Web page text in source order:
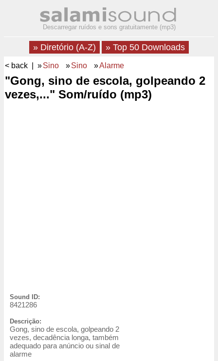
Descarregar ruídos e sons gratuitamente (mp3)
» Diretório (A-Z) » Top 50 Downloads
< back | »Sino »Sino »Alarme
"Gong, sino de escola, golpeando 2
vezes,..." Som/ruído (mp3)
Sound ID:
8421286
Descrição:
Gong, sino de escola, golpeando 2
vezes, decadência longa, também
adequado para anúncio ou sinal de
alarme